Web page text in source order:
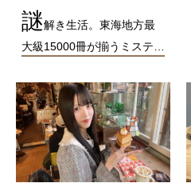
謎解き生活。東海地方最
大級15000冊が揃うミステ…